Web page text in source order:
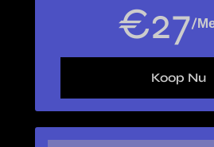
€27/
Koop Nu